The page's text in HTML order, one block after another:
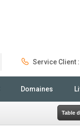
Service Client
Domaines
Table